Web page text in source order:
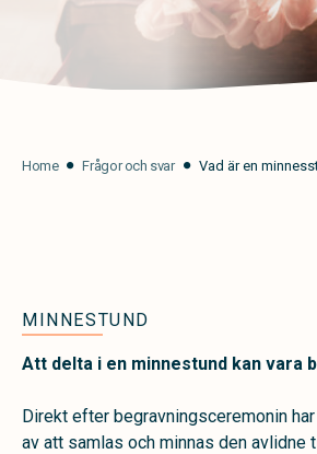
Home Frågor och svar Vad är en
MINNESTUND
Att delta i en minnestund kan vara
Direkt efter begravningsceremonin
av att samlas och minnas den avlidne